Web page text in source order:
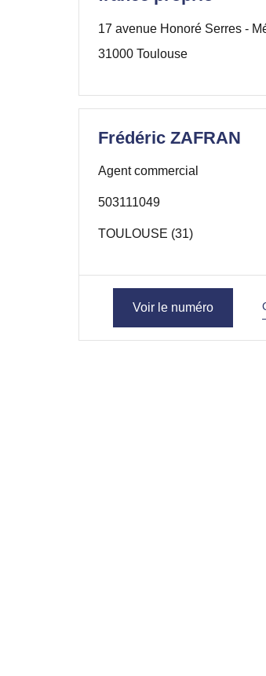
17 avenue Honoré Serres -
31000 Toulouse
Frédéric ZAFRAN
Agent commercial
503111049
TOULOUSE (31)
Voir le numéro